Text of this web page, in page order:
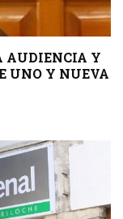
AUDIENCIA Y
UNO Y NUEVA